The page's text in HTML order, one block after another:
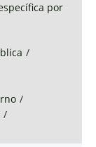
por
/
/
/